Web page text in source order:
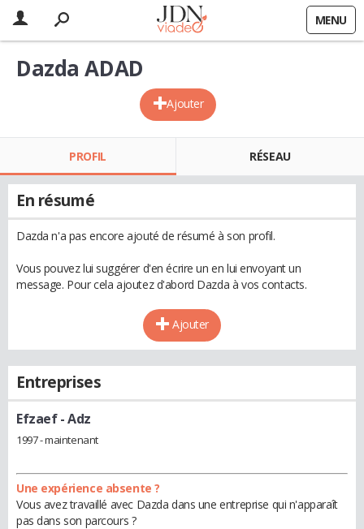
MENU
Ajouter
Dazda ADAD
PROFIL RÉSEAU
En résumé
Dazda n'a pas encore ajouté de résumé à son profil.
Vous pouvez lui suggérer d'en écrire un en lui envoyant un
message. Pour cela ajoutez d'abord Dazda à vos contacts.
Ajouter
Entreprises
Efzaef- Adz
1997 - maintenant
Une expérience absente ?
Vous avez travaillé avec Dazda dans une entreprise qui n'apparaît
pas dans son parcours ?